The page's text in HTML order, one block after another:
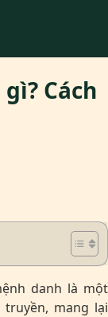
Cách
danh là một
mang lại